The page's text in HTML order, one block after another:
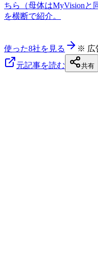
ちら（母体はMyVisionと
を横断で紹介。
使った8社を見る
※ 広
元記事を読む
共有